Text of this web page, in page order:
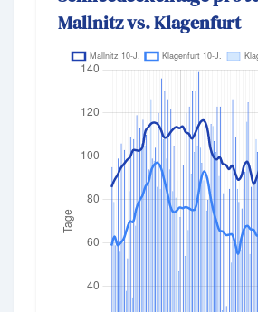
Mallnitz vs. Klagenfurt